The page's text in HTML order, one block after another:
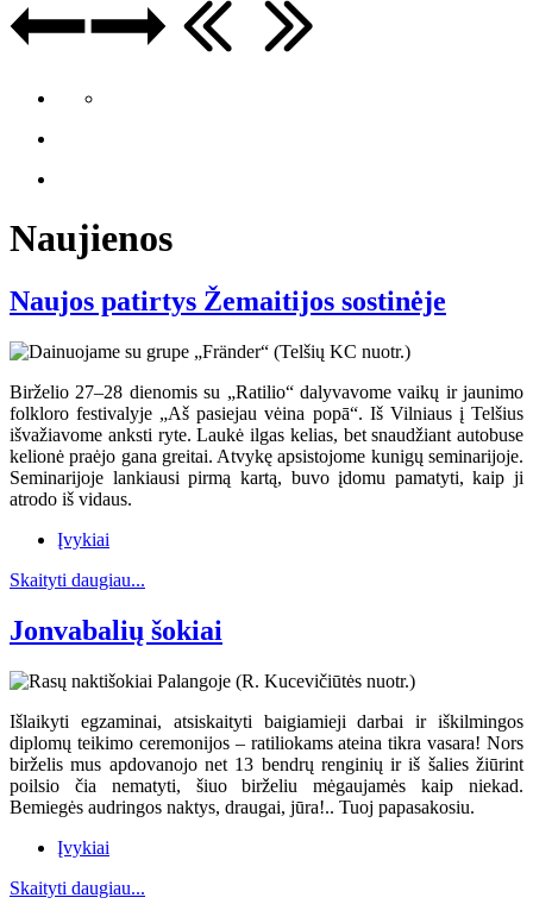
Naujienos
Naujos patirtys Žemaitijos sostinėje
Birželio 27–28 dienomis su „Ratilio“ dalyvavome vaikų ir jaunimo
folkloro festivalyje „Aš pasiejau vėina popā“. Iš Vilniaus į Telšius
išvažiavome anksti ryte. Laukė ilgas kelias, bet snaudžiant autobuse
kelionė praėjo gana greitai. Atvykę apsistojome kunigų seminarijoje.
Seminarijoje lankiausi pirmą kartą, buvo įdomu pamatyti, kaip ji
atrodo iš vidaus.
Įvykiai
Skaityti daugiau...
Jonvabalių šokiai
Išlaikyti egzaminai, atsiskaityti baigiamieji darbai ir iškilmingos
diplomų teikimo ceremonijos – ratiliokams ateina tikra vasara! Nors
birželis mus apdovanojo net 13 bendrų renginių ir iš šalies žiūrint
poilsio čia nematyti, šiuo birželiu mėgaujamės kaip niekad.
Bemiegės audringos naktys, draugai, jūra!.. Tuoj papasakosiu.
Įvykiai
Skaityti daugiau...